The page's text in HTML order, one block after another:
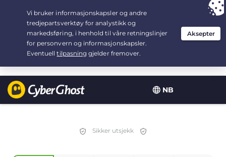
NB
Your choice: The Best Dealfor 2.1666666666667-years at $
/month
Sikker utsjekk